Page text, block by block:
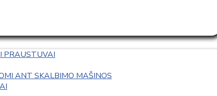
PRAUSTUVAI
ANT SKALBIMO MAŠINOS